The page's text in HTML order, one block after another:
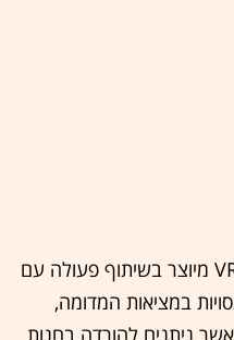
בחברת LG מספרים שתוסף ה-VR מיוצר בשיתוף פעולה עם
במציאות המדומה,
ניתנים להורדה בחנות